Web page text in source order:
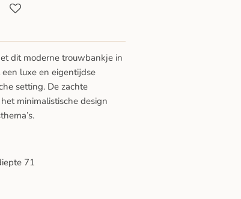
dit moderne trouwbankje in
luxe en eigentijdse
setting. De zachte
minimalistische design
71